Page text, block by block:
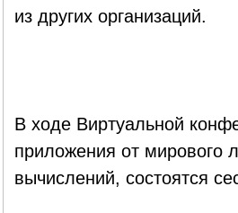
из других организаций.
В ходе Виртуальной
приложения от мирового
вычислений, состоятся